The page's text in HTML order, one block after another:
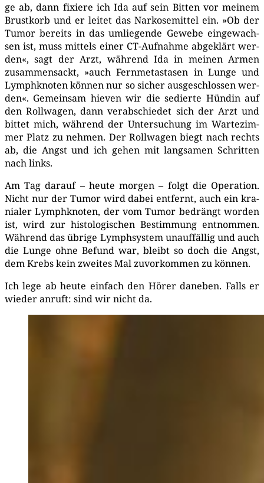
ge ab, dann fixie­re ich Ida auf sein Bit­ten vor mei­nem
Brust­korb und er lei­tet das Nar­ko­se­mit­tel ein. »Ob der
Tumor bereits in das umlie­gen­de Gewe­be ein­ge­wach­
sen ist, muss mit­tels einer CT-Auf­nah­me abge­klärt wer­
den«, sagt der Arzt, wäh­rend Ida in mei­nen Armen
zusam­men­sackt, »auch Fern­me­ta­sta­sen in Lun­ge und
Lymph­kno­ten kön­nen nur so sicher aus­ge­schlos­sen wer­
den«. Gemein­sam hie­ven wir die sedier­te Hün­din auf
den Roll­wa­gen, dann ver­ab­schie­det sich der Arzt und
bit­tet mich, wäh­rend der Unter­su­chung im War­te­zim­
mer Platz zu neh­men. Der Roll­wa­gen biegt nach rechts
ab, die Angst und ich gehen mit lang­sa­men Schrit­ten
nach links.
Am Tag dar­auf – heu­te mor­gen – folgt die Ope­ra­ti­on.
Nicht nur der Tumor wird dabei ent­fernt, auch ein kra­
nia­ler Lymph­kno­ten, der vom Tumor bedrängt wor­den
ist, wird zur his­to­lo­gi­schen Bestim­mung ent­nom­men.
Wäh­rend das übri­ge Lymph­sys­tem unauf­fäl­lig und auch
die Lun­ge ohne Befund war, bleibt so doch die Angst,
dem Krebs kein zwei­tes Mal zuvor­kom­men zu können.
Ich lege ab heu­te ein­fach den Hörer dane­ben. Falls er
wie­der anruft: sind wir nicht da.